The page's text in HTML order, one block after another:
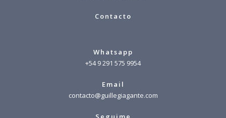
Contacto
Whatsapp
+54 9 291 575 9954
Email
contacto@guillegiagante.com